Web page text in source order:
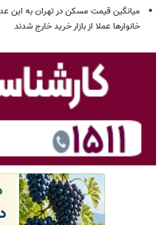
میانگین قیمت مسکن در تهران به این
خانوارها عملا از بازار خرید خارج شدند